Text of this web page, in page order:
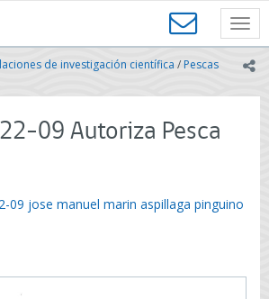
de investigación científica /Pescas
09 Autoriza Pesca
09 jose manuel marin aspillaga pinguino